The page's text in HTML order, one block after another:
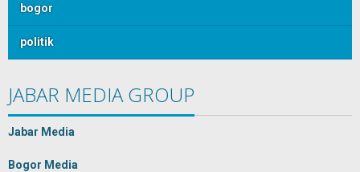
bogor
politik
JABAR MEDIA GROUP
Jabar Media
Bogor Media